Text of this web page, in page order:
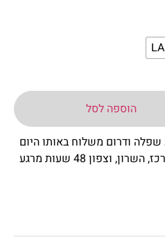
הוספה לסל
ודרום משלוח באותו היום
או 24 שעות מרגע ההזמנה , מרכז, השרון, וצפון 48 שעות מרגע